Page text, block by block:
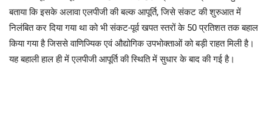
बताया कि इसके अलावा एलपीजी की बल्क आपूर्ति, जिसे संकट की शुरुआत में
निलंबित कर दिया गया था को भी संकट-पूर्व खपत स्तरों के 50 प्रतिशत तक बहाल
किया गया है जिससे वाणिज्यिक एवं औद्योगिक उपभोक्ताओं को बड़ी राहत मिली है।
यह बहाली हाल ही में एलपीजी आपूर्ति की स्थिति में सुधार के बाद की गई है।